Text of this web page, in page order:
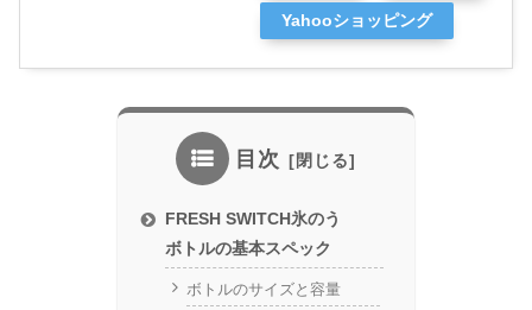
Yahooショッピング
目次
FRESH SWITCH氷のう
ボトルの基本スペック
ボトルのサイズと容量